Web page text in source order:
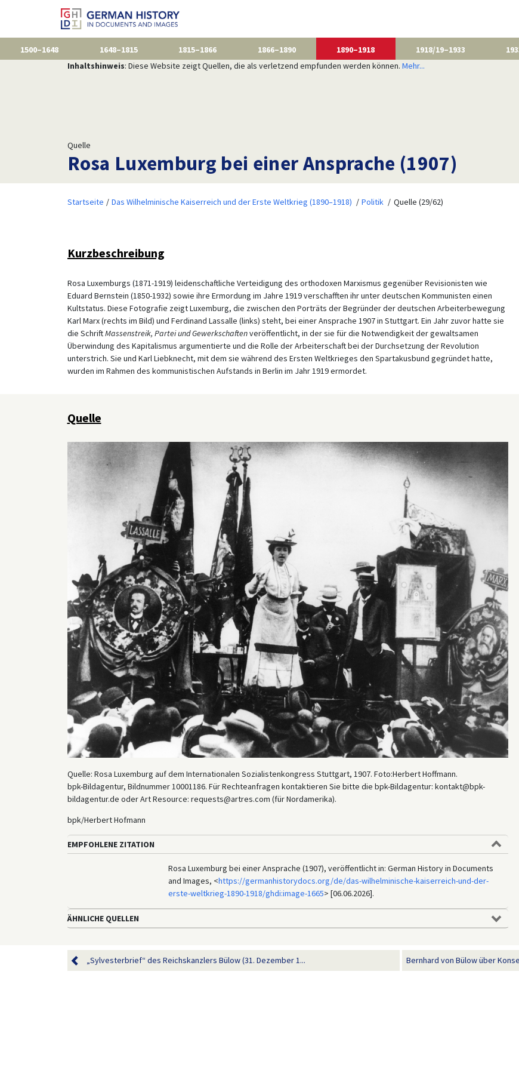
1500–1648 1648–1815 1815–1866 1866–1890 1890–1918 1918/19–1933
Inhaltshinweis: Diese Website zeigt Quellen, die als verletzend empfunden werden können. Mehr...
Quelle
Rosa Luxemburg bei einer Ansprache (1907)
Startseite Das Wilhelminische Kaiserreich und der Erste Weltkrieg (1890–1918) Politik Quelle (29/62)
Kurzbeschreibung
Rosa Luxemburgs (1871-1919) leidenschaftliche Verteidigung des orthodoxen Marxismus gegenüber Revisionisten wie
Eduard Bernstein (1850-1932) sowie ihre Ermordung im Jahre 1919 verschafften ihr unter deutschen Kommunisten einen
Kultstatus. Diese Fotografie zeigt Luxemburg, die zwischen den Porträts der Begründer der deutschen Arbeiterbewegung
Karl Marx (rechts im Bild) und Ferdinand Lassalle (links) steht, bei einer Ansprache 1907 in Stuttgart. Ein Jahr zuvor hatte sie
die SchriftMassenstreik, Partei und Gewerkschaftenveröffentlicht, in der sie für die Notwendigkeit der gewaltsamen
Überwindung des Kapitalismus argumentierte und die Rolle der Arbeiterschaft bei der Durchsetzung der Revolution
unterstrich. Sie und Karl Liebknecht, mit dem sie während des Ersten Weltkrieges den Spartakusbund gegründet hatte,
wurden im Rahmen des kommunistischen Aufstands in Berlin im Jahr 1919 ermordet.
Quelle
Quelle: Rosa Luxemburg auf dem Internationalen Sozialistenkongress Stuttgart, 1907. Foto:Herbert Hoffmann.
bpk-Bildagentur, Bildnummer 10001186. Für Rechteanfragen kontaktieren Sie bitte die bpk-Bildagentur: kontakt@bpk-
bildagentur.de oder Art Resource: requests@artres.com (für Nordamerika).
bpk/Herbert Hofmann
EMPFOHLENE ZITATION
Rosa Luxemburg bei einer Ansprache (1907), veröffentlicht in: German History in Documents
and Images, <https://germanhistorydocs.org/de/das-wilhelminische-kaiserreich-und-der-
erste-weltkrieg-1890-1918/ghdi:image-1665> [06.06.2026].
ÄHNLICHE QUELLEN
„Sylvesterbrief“ des Reichskanzlers Bülow (31. Dezember 1... Bernhard von Bülow über